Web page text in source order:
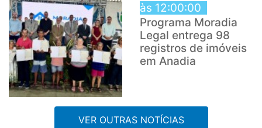
às 12:00:00
Programa Moradia
Legal entrega 98
registros de imóveis
em Anadia
VER OUTRAS NOTÍCIAS